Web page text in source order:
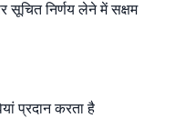
निर्णय लेने में सक्षम
प्रदान करता है